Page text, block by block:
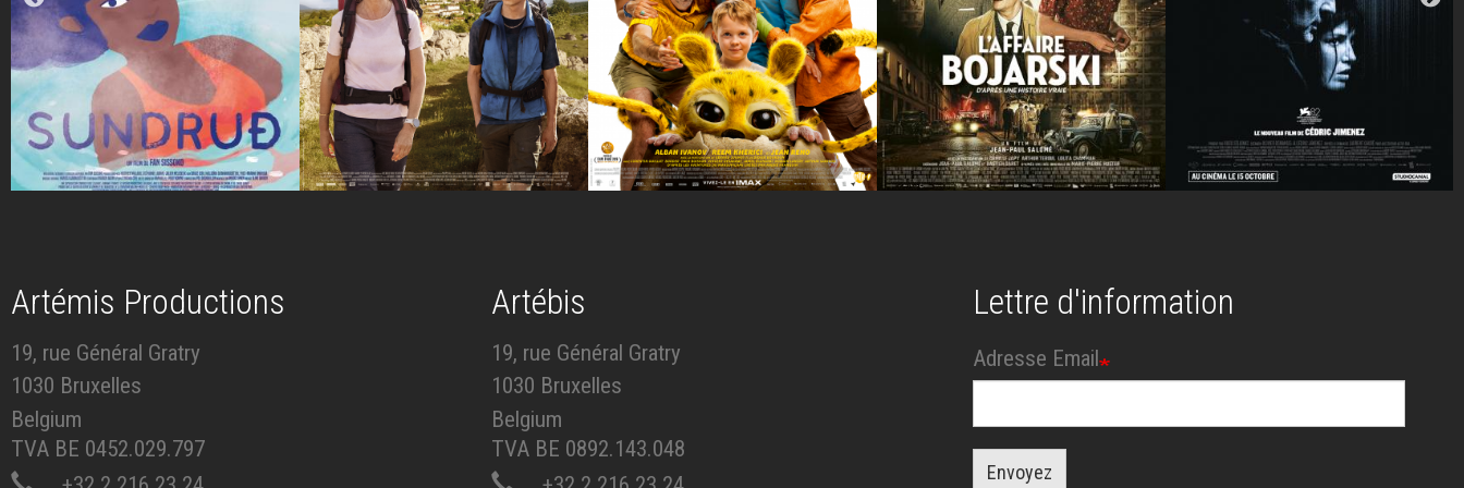
Artémis Productions
19, rue Général Gratry
1030 Bruxelles
Belgium
TVA BE 0452.029.797
Artébis
19, rue Général Gratry
1030 Bruxelles
Belgium
TVA BE 0892.143.048
Lettre d'information
Adresse Email
Envoyez